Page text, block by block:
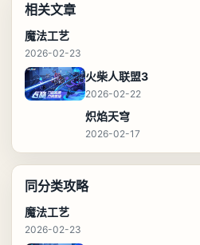
相关文章
魔法工艺
2026-02-23
火柴人联盟3
2026-02-22
炽焰天穹
2026-02-17
同分类攻略
魔法工艺
2026-02-23